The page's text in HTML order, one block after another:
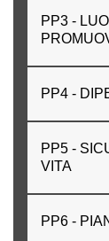
PP3 -
PP4 -
PP5 -
VITA
PP6 -